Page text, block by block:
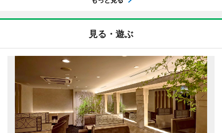
見る・遊ぶ